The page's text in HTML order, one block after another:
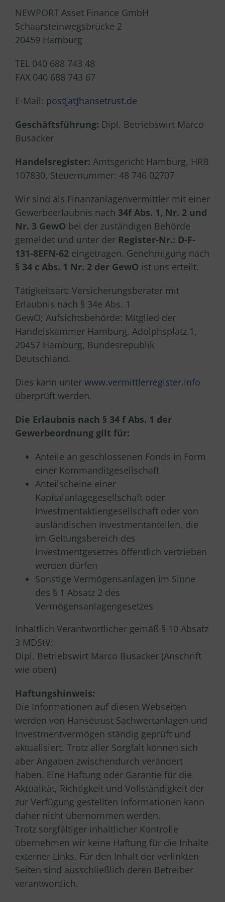
NEWPORT Asset Finance GmbH
Schaarsteinwegsbrücke 2
20459 Hamburg
TEL 040 688 743 48
FAX 040 688 743 67
E-Mail: post[at]hansetrust.de
Geschäftsführung: Dipl. Betriebswirt Marco
Busacker
Handelsregister: Amtsgericht Hamburg, HRB
107830, Steuernummer: 48 746 02707
Wir sind als Finanzanlagenvermittler mit einer
Gewerbeerlaubnis nach 34f Abs. 1, Nr. 2 und
Nr. 3 GewO bei der zuständigen Behörde
gemeldet und unter der Register-Nr.: D-F-
131-8EFN-62 eingetragen. Genehmigung nach
§ 34 c Abs. 1 Nr. 2 der GewO ist uns erteilt.
Tätigkeitsart: Versicherungsberater mit
Erlaubnis nach § 34e Abs. 1
GewO; Aufsichtsbehörde: Mitglied der
Handelskammer Hamburg, Adolphsplatz 1,
20457 Hamburg, Bundesrepublik
Deutschland.
Dies kann unter www.vermittlerregister.info
überprüft werden.
Die Erlaubnis nach § 34 f Abs. 1 der
Gewerbeordnung gilt für:
Anteile an geschlossenen Fonds in Form
einer Kommanditgesellschaft
Anteilscheine einer
Kapitalanlagegesellschaft oder
Investmentaktiengesellschaft oder von
ausländischen Investmentanteilen, die
im Geltungsbereich des
Investmentgesetzes öffentlich vertrieben
werden dürfen
Sonstige Vermögensanlagen im Sinne
des § 1 Absatz 2 des
Vermögensanlagengesetzes
Inhaltlich Verantwortlicher gemäß § 10 Absatz
3 MDStV:
Dipl. Betriebswirt Marco Busacker (Anschrift
wie oben)
Haftungshinweis:
Die Informationen auf diesen Webseiten
werden von Hansetrust Sachwertanlagen und
Investmentvermögen ständig geprüft und
aktualisiert. Trotz aller Sorgfalt können sich
aber Angaben zwischendurch verändert
haben. Eine Haftung oder Garantie für die
Aktualität, Richtigkeit und Vollständigkeit der
zur Verfügung gestellten Informationen kann
daher nicht übernommen werden.
Trotz sorgfältiger inhaltlicher Kontrolle
übernehmen wir keine Haftung für die Inhalte
externer Links. Für den Inhalt der verlinkten
Seiten sind ausschließlich deren Betreiber
verantwortlich.